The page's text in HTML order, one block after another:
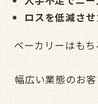
ロスを低減させ
ベーカリーはも
幅広い業態のお